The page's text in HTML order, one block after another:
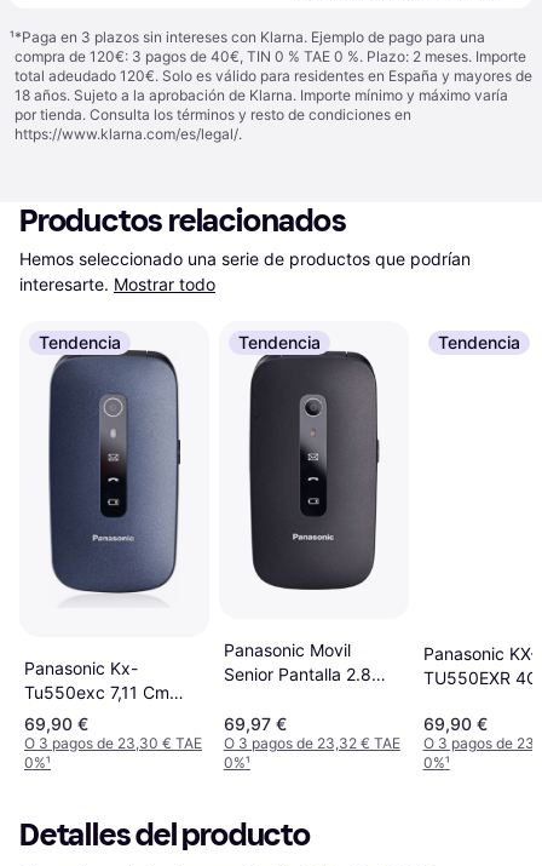
¹*Paga en 3 plazos sin intereses con Klarna. Ejemplo de pago para una
compra de 120€: 3 pagos de 40€, TIN 0 % TAE 0 %. Plazo: 2 meses. Importe
total adeudado 120€. Solo es válido para residentes en España y mayores de
18 años. Sujeto a la aprobación de Klarna. Importe mínimo y máximo varía
por tienda. Consulta los términos y resto de condiciones en
https://www.klarna.com/es/legal/.
Productos relacionados
Hemos seleccionado una serie de productos que podrían
interesarte. Mostrar todo
Tendencia
Panasonic Kx-
Tu550exc 7,11 Cm
(2.8') Azul Teléfono
69,90 €
O 3 pagos de 23,30 € TAE
0%¹
Tendencia
Panasonic Movil
Senior Pantalla 2.8
TU550EXB
69,97 €
O 3 pagos de 23,32 € TAE
0%¹
Tendencia
Panasonic KX-
TU550EXR 4G
Teléfono Móvil
69,90 €
O 3 pagos de
0%¹
Detalles del producto